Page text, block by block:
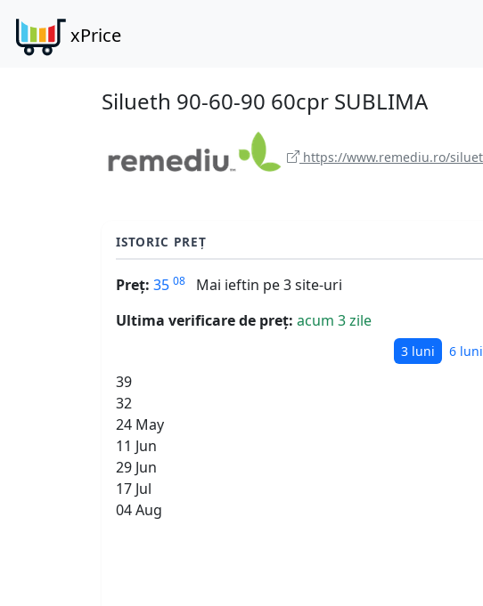
xPrice
Silueth 90-60-90 60cpr SUBLIMA
https://www.remediu.ro/
ISTORIC PREȚ
Preț: 35 08
Mai ieftin pe 3 site-uri
Ultima verificare de preț: acum 3 zile
3 luni 6 luni
39
32
24 May
11 Jun
29 Jun
17 Jul
04 Aug